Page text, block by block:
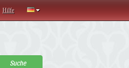
Hilfe
Suche